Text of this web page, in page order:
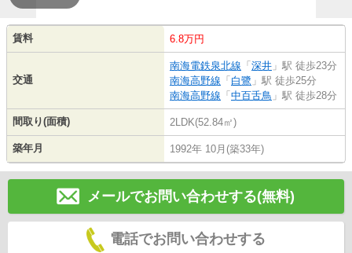
賃料 6.8万円
交通
南海電鉄泉北線 「 深井 」駅 徒歩23分
南海高野線 「 白鷺 」駅 徒歩25分
南海高野線 「 中百舌鳥 」駅 徒歩28分
間取り(面積) 2LDK(52.84㎡)
築年月 1992年 10月(築33年)
メールでお問い合わせする(無料)
電話でお問い合わせする